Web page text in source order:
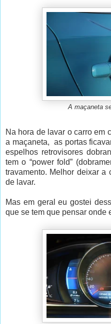
A maçaneta
Na hora de lavar o carro
a maçaneta, as portas
espelhos retrovisores
tem o “power fold”
travamento. Melhor deixar a
de lavar.
Mas em geral eu gostei
que se tem que pensar onde